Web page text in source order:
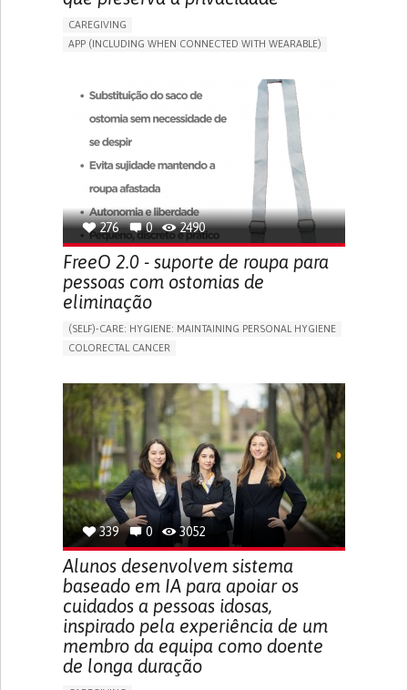
CAREGIVING
APP (INCLUDING WHEN CONNECTED WITH WEARABLE)
ASSISTIVE DAILY LIFE DEVICE (TO HELP ADL)
PROMOTING SELF-MANAGEMENT
PREVENTING (VACCINATION, PROTECTION, FALLS,
CAREGIVING SUPPORT
GENERAL AND FAMILY MEDICINE
MOBILITY ISSUES
CAREGIVER SUPPORT
SOLUTIONS FOR DISABLED PEOPLE
INDIA
276 0 2490
FreeO 2.0 - suporte de roupa para
pessoas com ostomias de
eliminação
(SELF)-CARE: HYGIENE: MAINTAINING PERSONAL HYGIENE
COLORECTAL CANCER
PROMOTING SELF-MANAGEMENT
GASTROENTEROLOGY
MEDICAL ONCOLOGY
PORTUGAL
339 0 3052
Alunos desenvolvem sistema
baseado em IA para apoiar os
cuidados a pessoas idosas,
inspirado pela experiência de um
membro da equipa como doente
de longa duração